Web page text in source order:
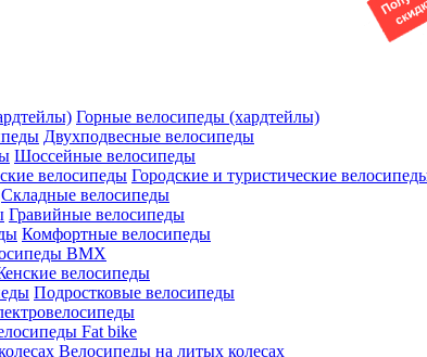
Горные велосипеды (хардтейлы)
Двухподвесные велосипеды
Шоссейные велосипеды
Городские и туристические
Складные велосипеды
Гравийные велосипеды
Комфортные велосипеды
BMX
велосипеды
Подростковые велосипеды
Fat bike
Велосипеды на литых колесах